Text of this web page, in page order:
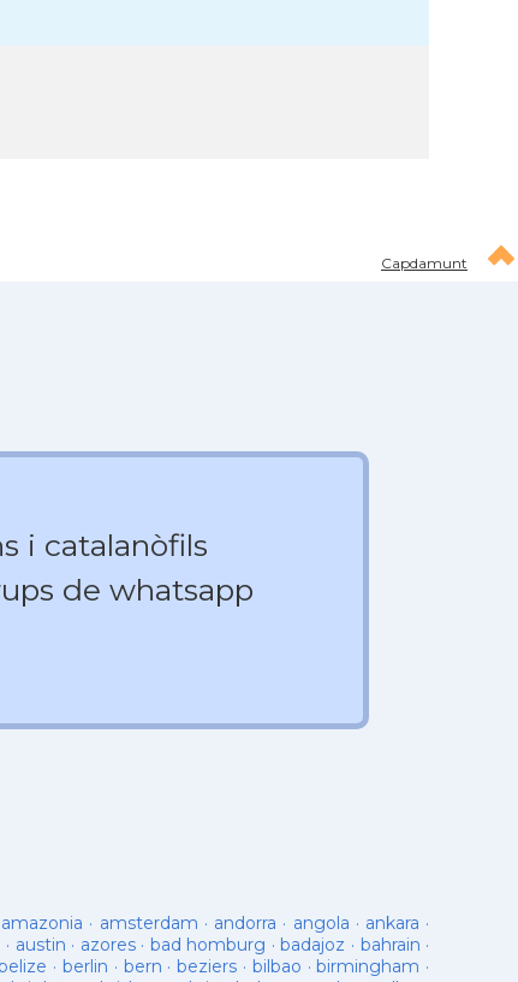
Capdamunt
i catalanòfils
de whatsapp
amazonia · amsterdam · andorra · angola · ankara ·
· austin · azores· bad homburg ·badajoz · bahrain ·
· berlin · bern ·beziers · bilbao ·birmingham ·